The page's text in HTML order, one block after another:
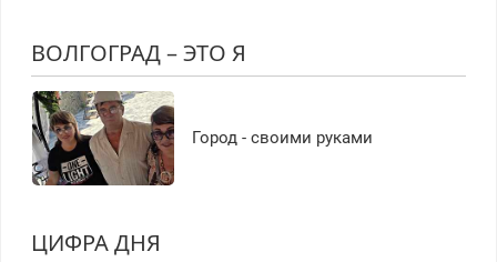
ВОЛГОГРАД – ЭТО Я
Город - своими руками
ЦИФРА ДНЯ